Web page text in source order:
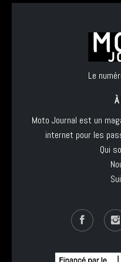
Le
À
Moto Journal est un
internet pour les
Qui